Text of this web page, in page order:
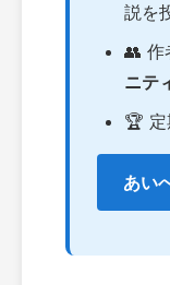
説を
👥 作
ニテ
🏆 定
あい